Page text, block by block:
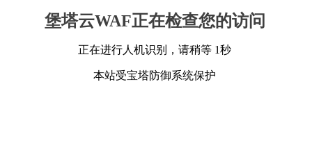
堡塔云WAF正在检查您的访问
正在进行人机识别，请稍等 1秒
本站受宝塔防御系统保护